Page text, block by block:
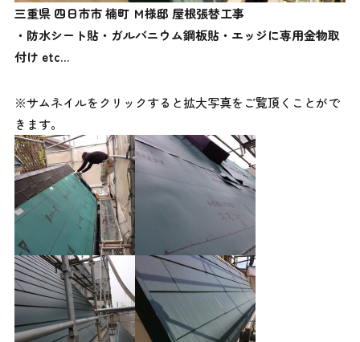
三重県 四日市市 楠町 Ｍ様邸 屋根張替工事
・防水シート貼・ガルバニウム鋼板貼・エッジに専用金物取
付け etc…
※サムネイルをクリックすると拡大写真をご覧頂くことがで
きます。